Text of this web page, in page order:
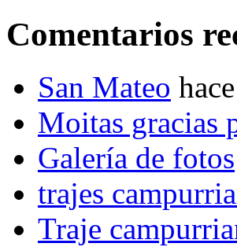
Comentarios
San Mateo
Moitas gracias
Galería de fotos
trajes
Traje